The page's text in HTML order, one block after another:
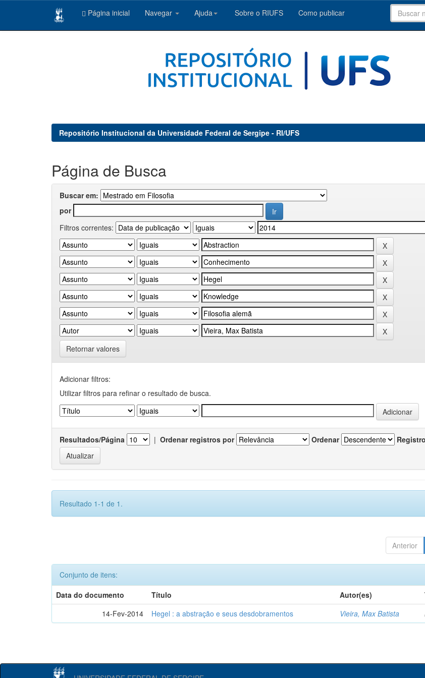
Página inicial Navegar Ajuda Sobre o RIUFS Como publicar
Repositório Institucional da Universidade Federal de Sergipe - RI/UFS
Página de Busca
Buscar em:
por
Filtros correntes:
Retornar valores
Adicionar filtros:
Utilizar filtros para refinar o resultado de busca.
Resultados/Página | Ordenar registros por Ordenar
Resultado 1-1 de 1.
Anterior
Conjunto de itens:
Data do documento
Título Autor(es)
14-Fev-2014
Hegel : a abstração e seus desdobramentos Vieira, Max Batista